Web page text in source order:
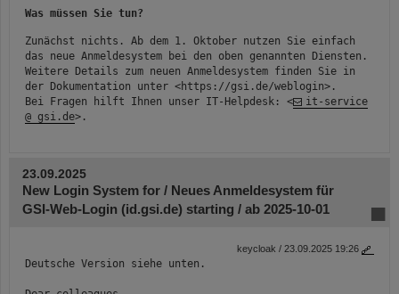
Was müssen Sie tun?
Zunächst nichts. Ab dem 1. Oktober nutzen Sie einfach
das neue Anmeldesystem bei den oben genannten Diensten.
Weitere Details zum neuen Anmeldesystem finden Sie in
der Dokumentation unter <https://gsi.de/weblogin>.
Bei Fragen hilft Ihnen unser IT-Helpdesk: <
it-service
@ gsi.de>.
23.09.2025
New Login System for / Neues Anmeldesystem für
GSI-Web-Login (id.gsi.de) starting / ab 2025-10-01
keycloak / 23.09.2025 19:26
Deutsche Version siehe unten.